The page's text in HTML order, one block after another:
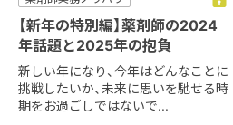
【新年の特別編】薬剤師の2024
年話題と2025年の抱負
新しい年になり、今年はどんなことに
挑戦したいか、未来に思いを馳せる時
期をお過ごしではないで...